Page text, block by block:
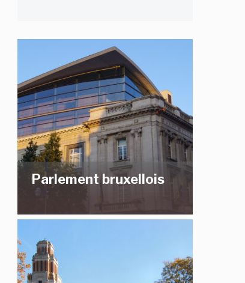
Parlement bruxellois